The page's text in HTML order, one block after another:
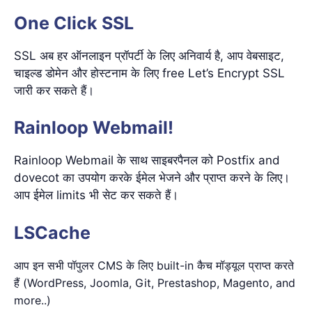
One Click SSL
SSL अब हर ऑनलाइन प्रॉपर्टी के लिए अनिवार्य है, आप वेबसाइट,
चाइल्ड डोमेन और होस्टनाम के लिए free Let’s Encrypt SSL
जारी कर सकते हैं।
Rainloop Webmail!
Rainloop Webmail के साथ साइबरपैनल को Postfix and
dovecot का उपयोग करके ईमेल भेजने और प्राप्त करने के लिए।
आप ईमेल limits भी सेट कर सकते हैं।
LSCache
आप इन सभी पॉपुलर CMS के लिए built-in कैच मॉड्यूल प्राप्त करते
हैं (WordPress, Joomla, Git, Prestashop, Magento, and
more..)